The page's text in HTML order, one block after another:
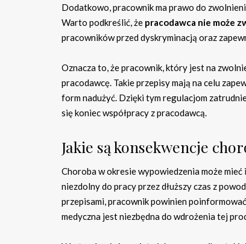
Dodatkowo, pracownik ma prawo do
Warto podkreślić, że pracodawca nie może
pracowników przed dyskryminacją oraz
Oznacza to, że pracownik, który jest na
pracodawcę. Takie przepisy mają na celu
form nadużyć. Dzięki tym regulacjom
się koniec współpracy z pracodawcą.
Jakie są konsekwencje
Choroba w okresie wypowiedzenia może
niezdolny do pracy przez dłuższy czas z
przepisami, pracownik powinien
medyczna jest niezbędna do wdrożenia tej